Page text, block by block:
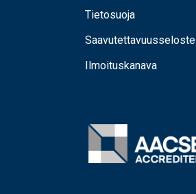
Tietosuoja
Saavutettavuusseloste
Ilmoituskanava
Image